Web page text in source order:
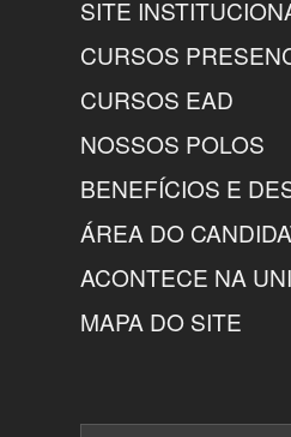
SITE
CURSOS
CURSOS EAD
NOSSOS POLOS
BENEFÍCIOS E
ÁREA DO
ACONTECE NA
MAPA DO SITE